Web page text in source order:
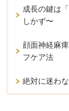
成長の鍵は
しかず〜
顔面神経麻
フケア法
絶対に迷わ